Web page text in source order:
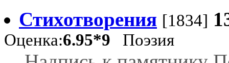
Стихотворения [1834]
Оценка:6.95*9 Поэзия